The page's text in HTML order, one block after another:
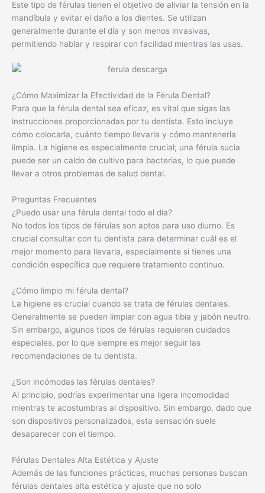
Este tipo de férulas tienen el objetivo de aliviar la tensión en la
mandíbula y evitar el daño a los dientes. Se utilizan
generalmente durante el día y son menos invasivas,
permitiendo hablar y respirar con facilidad mientras las usas.
¿Cómo Maximizar la Efectividad de la Férula Dental?
Para que la férula dental sea eficaz, es vital que sigas las
instrucciones proporcionadas por tu dentista. Esto incluye
cómo colocarla, cuánto tiempo llevarla y cómo mantenerla
limpia. La higiene es especialmente crucial; una férula sucia
puede ser un caldo de cultivo para bacterias, lo que puede
llevar a otros problemas de salud dental.
Preguntas Frecuentes
¿Puedo usar una férula dental todo el día?
No todos los tipos de férulas son aptos para uso diurno. Es
crucial consultar con tu dentista para determinar cuál es el
mejor momento para llevarla, especialmente si tienes una
condición específica que requiere tratamiento continuo.
¿Cómo limpio mi férula dental?
La higiene es crucial cuando se trata de férulas dentales.
Generalmente se pueden limpiar con agua tibia y jabón neutro.
Sin embargo, algunos tipos de férulas requieren cuidados
especiales, por lo que siempre es mejor seguir las
recomendaciones de tu dentista.
¿Son incómodas las férulas dentales?
Al principio, podrías experimentar una ligera incomodidad
mientras te acostumbras al dispositivo. Sin embargo, dado que
son dispositivos personalizados, esta sensación suele
desaparecer con el tiempo.
Férulas Dentales Alta Estética y Ajuste
Además de las funciones prácticas, muchas personas buscan
férulas dentales alta estética y ajuste que no solo